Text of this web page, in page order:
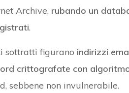
Archive, rubando un
.
sottratti figurano indirizzi
crittografate con
sebbene non invulnerabile.